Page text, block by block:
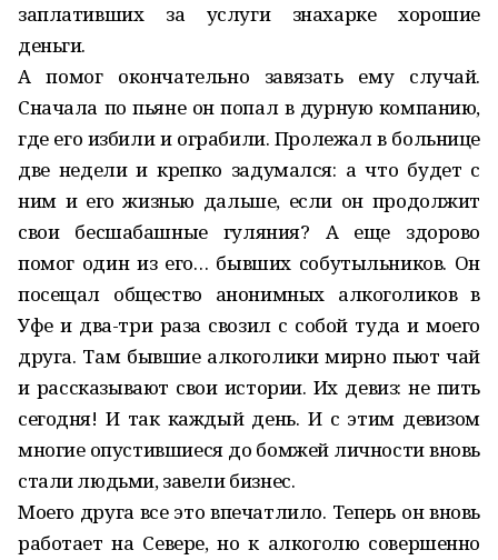
заплативших за услуги знахарке хорошие
деньги.
А помог окончательно завязать ему случай.
Сначала по пьяне он попал в дурную компанию,
где его избили и ограбили. Пролежал в больнице
две недели и крепко задумался: а что будет с
ним и его жизнью дальше, если он продолжит
свои бесшабашные гуляния? А еще здорово
помог один из его… бывших собутыльников. Он
посещал общество анонимных алкоголиков в
Уфе и два-три раза свозил с собой туда и моего
друга. Там бывшие алкоголики мирно пьют чай
и рассказывают свои истории. Их девиз: не пить
сегодня! И так каждый день. И с этим девизом
многие опустившиеся до бомжей личности вновь
стали людьми, завели бизнес.
Моего друга все это впечатлило. Теперь он вновь
работает на Севере, но к алкоголю совершенно